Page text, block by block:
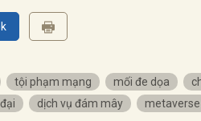
tội phạm mạng mối đe dọa
dịch vụ đám mây metaverse